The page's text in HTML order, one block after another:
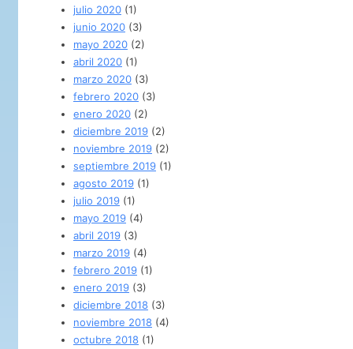
julio 2020 (1)
junio 2020 (3)
mayo 2020 (2)
abril 2020 (1)
marzo 2020 (3)
febrero 2020 (3)
enero 2020 (2)
diciembre 2019 (2)
noviembre 2019 (2)
septiembre 2019 (1)
agosto 2019 (1)
julio 2019 (1)
mayo 2019 (4)
abril 2019 (3)
marzo 2019 (4)
febrero 2019 (1)
enero 2019 (3)
diciembre 2018 (3)
noviembre 2018 (4)
octubre 2018 (1)